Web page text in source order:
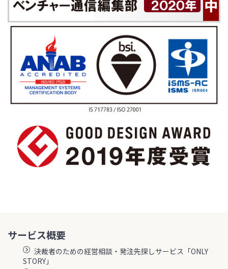
サービス概要
決裁者のための経営相談・発注先探しサービス「ONLY
STORY」